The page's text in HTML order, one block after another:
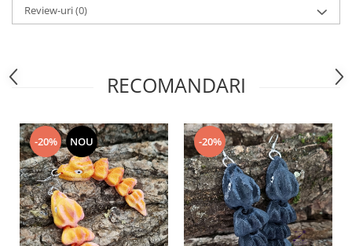
Review-uri(0)
RECOMANDARI
-20% NOU -20%